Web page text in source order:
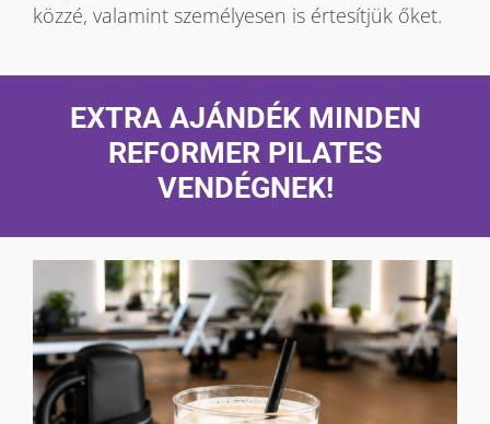
közzé, valamint személyesen is értesítjük őket.
EXTRA AJÁNDÉK MINDEN
REFORMER PILATES
VENDÉGNEK!